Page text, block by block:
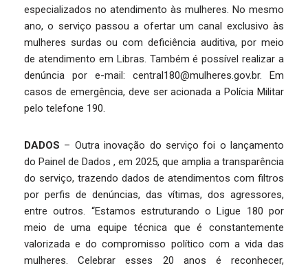
especializados no atendimento às mulheres. No mesmo
ano, o serviço passou a ofertar um canal exclusivo às
mulheres surdas ou com deficiência auditiva, por meio
de atendimento em Libras. Também é possível realizar a
denúncia por e-mail: central180@mulheres.gov.br. Em
casos de emergência, deve ser acionada a Polícia Militar
pelo telefone 190.
DADOS – Outra inovação do serviço foi o lançamento
do Painel de Dados , em 2025, que amplia a transparência
do serviço, trazendo dados de atendimentos com filtros
por perfis de denúncias, das vítimas, dos agressores,
entre outros. “Estamos estruturando o Ligue 180 por
meio de uma equipe técnica que é constantemente
valorizada e do compromisso político com a vida das
mulheres. Celebrar esses 20 anos é reconhecer,